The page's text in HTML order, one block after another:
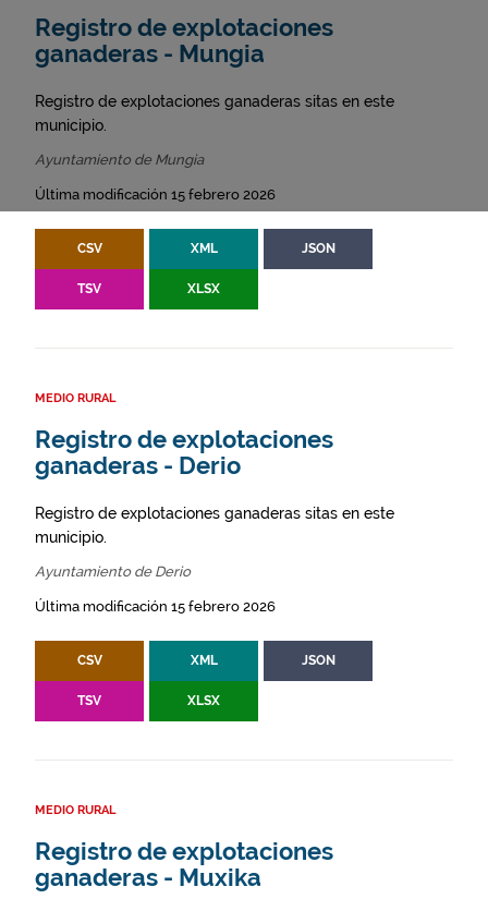
Registro de explotaciones
ganaderas - Mungia
Registro de explotaciones ganaderas sitas en este
municipio.
Ayuntamiento de Mungia
Última modificación 15 febrero 2026
CSV XML JSON
TSV XLSX
MEDIO RURAL
Registro de explotaciones
ganaderas - Derio
Registro de explotaciones ganaderas sitas en este
municipio.
Ayuntamiento de Derio
Última modificación 15 febrero 2026
CSV XML JSON
TSV XLSX
MEDIO RURAL
Registro de explotaciones
ganaderas - Muxika